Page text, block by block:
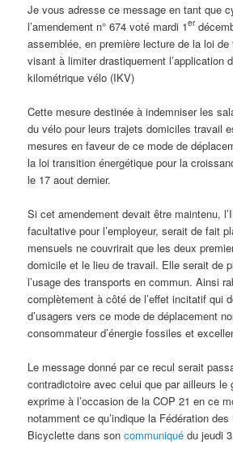
Je vous adresse ce message en tant que
l’amendement n° 674 voté mardi 1er
assemblée, en première lecture de la loi
visant à limiter drastiquement l’application
kilométrique vélo (IKV)
Cette mesure destinée à indemniser les
du vélo pour leurs trajets domiciles travail
mesures en faveur de ce mode de
la loi transition énergétique pour la
le 17 aout dernier.
Si cet amendement devait être maintenu,
facultative pour l’employeur, serait de fait
mensuels ne couvrirait que les deux
domicile et le lieu de travail. Elle serait de
l’usage des transports en commun. Ainsi
complètement à côté de l’effet incitatif qui
d’usagers vers ce mode de déplacement
consommateur d’énergie fossiles et
Le message donné par ce recul serait
contradictoire avec celui que par ailleurs le
exprime à l’occasion de la COP 21 en ce
notamment ce qu’indique la Fédération
Bicyclette dans soncommuniquédu jeudi